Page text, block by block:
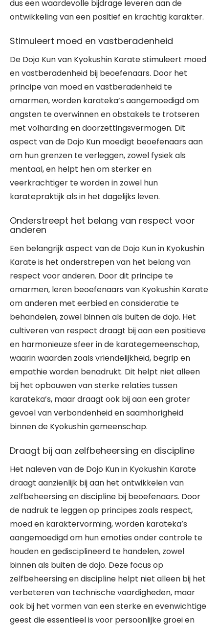
dus een waardevolle bijdrage leveren aan de
ontwikkeling van een positief en krachtig karakter.
Stimuleert moed en vastberadenheid
De Dojo Kun van Kyokushin Karate stimuleert moed
en vastberadenheid bij beoefenaars. Door het
principe van moed en vastberadenheid te
omarmen, worden karateka’s aangemoedigd om
angsten te overwinnen en obstakels te trotseren
met volharding en doorzettingsvermogen. Dit
aspect van de Dojo Kun moedigt beoefenaars aan
om hun grenzen te verleggen, zowel fysiek als
mentaal, en helpt hen om sterker en
veerkrachtiger te worden in zowel hun
karatepraktijk als in het dagelijks leven.
Onderstreept het belang van respect voor
anderen
Een belangrijk aspect van de Dojo Kun in Kyokushin
Karate is het onderstrepen van het belang van
respect voor anderen. Door dit principe te
omarmen, leren beoefenaars van Kyokushin Karate
om anderen met eerbied en consideratie te
behandelen, zowel binnen als buiten de dojo. Het
cultiveren van respect draagt bij aan een positieve
en harmonieuze sfeer in de karategemeenschap,
waarin waarden zoals vriendelijkheid, begrip en
empathie worden benadrukt. Dit helpt niet alleen
bij het opbouwen van sterke relaties tussen
karateka’s, maar draagt ook bij aan een groter
gevoel van verbondenheid en saamhorigheid
binnen de Kyokushin gemeenschap.
Draagt bij aan zelfbeheersing en discipline
Het naleven van de Dojo Kun in Kyokushin Karate
draagt aanzienlijk bij aan het ontwikkelen van
zelfbeheersing en discipline bij beoefenaars. Door
de nadruk te leggen op principes zoals respect,
moed en karaktervorming, worden karateka’s
aangemoedigd om hun emoties onder controle te
houden en gedisciplineerd te handelen, zowel
binnen als buiten de dojo. Deze focus op
zelfbeheersing en discipline helpt niet alleen bij het
verbeteren van technische vaardigheden, maar
ook bij het vormen van een sterke en evenwichtige
geest die essentieel is voor persoonlijke groei en